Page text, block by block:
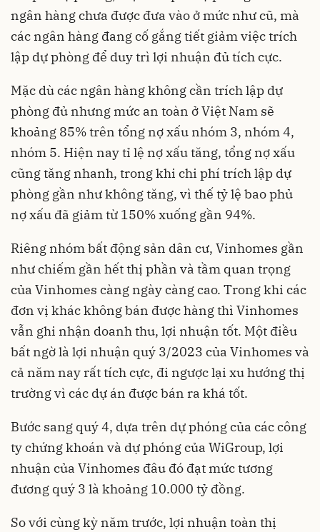
ngân hàng chưa được đưa vào ở mức như cũ, mà
các ngân hàng đang cố gắng tiết giảm việc trích
lập dự phòng để duy trì lợi nhuận đủ tích cực.
Mặc dù các ngân hàng không cần trích lập dự
phòng đủ nhưng mức an toàn ở Việt Nam sẽ
khoảng 85% trên tổng nợ xấu nhóm 3, nhóm 4,
nhóm 5. Hiện nay tỉ lệ nợ xấu tăng, tổng nợ xấu
cũng tăng nhanh, trong khi chi phí trích lập dự
phòng gần như không tăng, vì thế tỷ lệ bao phủ
nợ xấu đã giảm từ 150% xuống gần 94%.
Riêng nhóm bất động sản dân cư, Vinhomes gần
như chiếm gần hết thị phần và tầm quan trọng
của Vinhomes càng ngày càng cao. Trong khi các
đơn vị khác không bán được hàng thì Vinhomes
vẫn ghi nhận doanh thu, lợi nhuận tốt. Một điều
bất ngờ là lợi nhuận quý 3/2023 của Vinhomes và
cả năm nay rất tích cực, đi ngược lại xu hướng thị
trường vì các dự án được bán ra khá tốt.
Bước sang quý 4, dựa trên dự phóng của các công
ty chứng khoán và dự phóng của WiGroup, lợi
nhuận của Vinhomes đâu đó đạt mức tương
đương quý 3 là khoảng 10.000 tỷ đồng.
So với cùng kỳ năm trước, lợi nhuận toàn thị